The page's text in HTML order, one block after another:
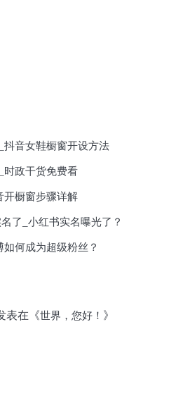
抖音女鞋橱窗开设方法
时政干货免费看
开橱窗步骤详解
了_小红书实名曝光了？
何成为超级粉丝？
表在《世界，您好！ 》